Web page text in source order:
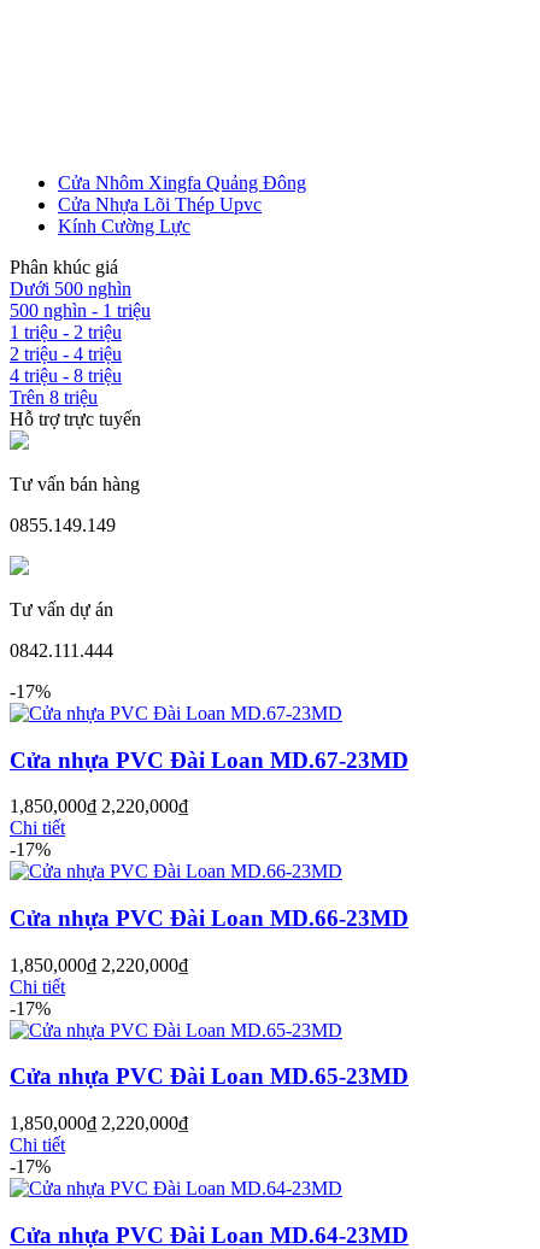
Các loại cửa
CỬA GỖ
Cửa Gỗ HDF Veneer
Cửa Gỗ HDF
Cửa Nhôm Xingfa Quảng Đông
Cửa Nhựa Lõi Thép Upvc
Kính Cường Lực
Phân khúc giá
Dưới 500 nghìn
500 nghìn - 1 triệu
1 triệu - 2 triệu
2 triệu - 4 triệu
4 triệu - 8 triệu
Trên 8 triệu
Hỗ trợ trực tuyến
Tư vấn bán hàng
0855.149.149
Tư vấn dự án
0842.111.444
-17%
Cửa nhựa PVC Đài Loan MD.67-23MD
1,850,000₫ 2,220,000₫
Chi tiết
-17%
Cửa nhựa PVC Đài Loan MD.66-23MD
1,850,000₫ 2,220,000₫
Chi tiết
-17%
Cửa nhựa PVC Đài Loan MD.65-23MD
1,850,000₫ 2,220,000₫
Chi tiết
-17%
Cửa nhựa PVC Đài Loan MD.64-23MD